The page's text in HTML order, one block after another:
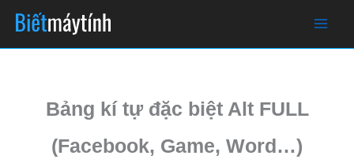
content
Bảng kí tự đặc biệt Alt FULL
(Facebook, Game, Word…)
Newer
Comments
Newer
Comments